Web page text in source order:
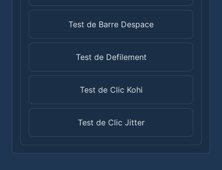
Test de Barre Despace
Test de Defilement
Test de Clic Kohi
Test de Clic Jitter